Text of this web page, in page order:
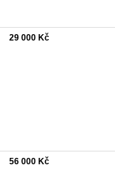
29 000 Kč
56 000 Kč